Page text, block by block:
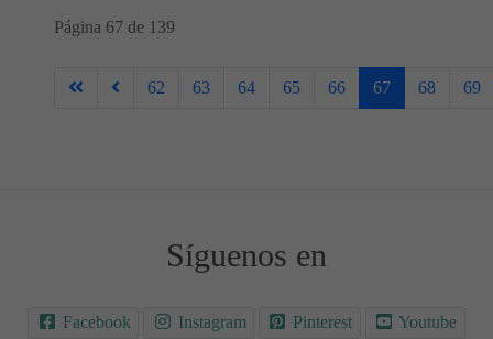
Página 67 de 139
62 63 64 65 66 67 68 69
Síguenos en
Facebook Instagram Pinterest Youtube